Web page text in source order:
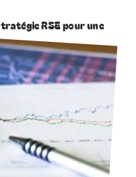
RSE pour une